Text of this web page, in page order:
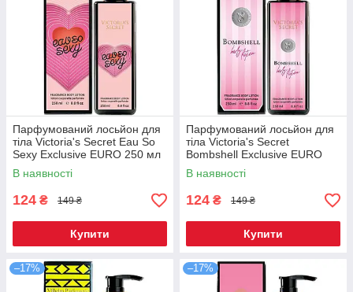
Парфумований лосьйон для
тіла Victoria's Secret Eau So
Sexy Exclusive EURO 250 мл
В наявності
124 ₴ 149 ₴
Купити
Парфумований лосьйон для
тіла Victoria's Secret
Bombshell Exclusive EURO
250 мл
В наявності
124 ₴ 149 ₴
Купити
–17% –17%